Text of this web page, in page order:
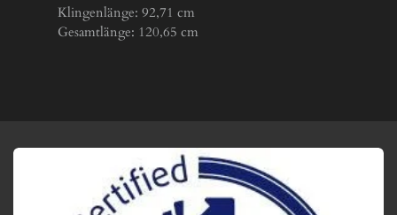
Klingenlänge: 92,71 cm
Gesamtlänge: 120,65 cm